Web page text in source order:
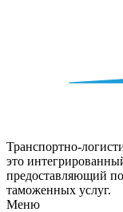
Транспортно-
это
предоставляющий
таможенных услуг.
Меню